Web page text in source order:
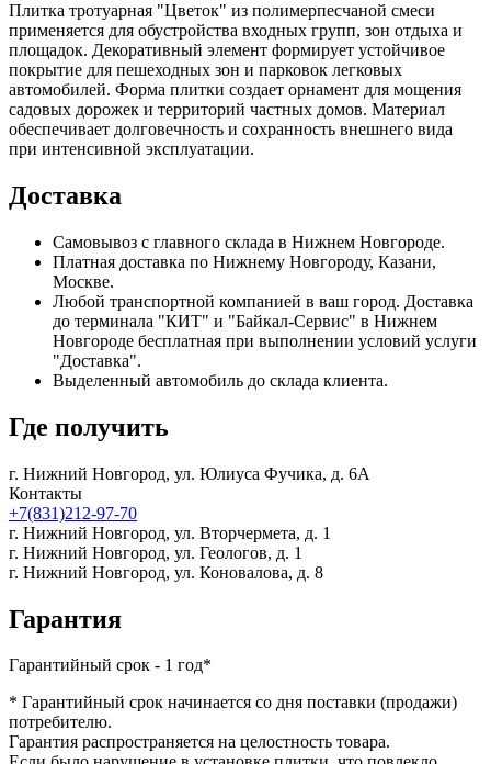
Плитка тротуарная "Цветок" из полимерпесчаной смеси
применяется для обустройства входных групп, зон отдыха и
площадок. Декоративный элемент формирует устойчивое
покрытие для пешеходных зон и парковок легковых
автомобилей. Форма плитки создает орнамент для мощения
садовых дорожек и территорий частных домов. Материал
обеспечивает долговечность и сохранность внешнего вида
при интенсивной эксплуатации.
Доставка
Самовывоз с главного склада в Нижнем Новгороде.
Платная доставка по Нижнему Новгороду, Казани,
Москве.
Любой транспортной компанией в ваш город. Доставка
до терминала "КИТ" и "Байкал-Сервис" в Нижнем
Новгороде бесплатная при выполнении условий услуги
"Доставка".
Выделенный автомобиль до склада клиента.
Где получить
г. Нижний Новгород, ул. Юлиуса Фучика, д. 6А
Контакты
+7(831)212-97-70
г. Нижний Новгород, ул. Вторчермета, д. 1
г. Нижний Новгород, ул. Геологов, д. 1
г. Нижний Новгород, ул. Коновалова, д. 8
Гарантия
Гарантийный срок - 1 год*
* Гарантийный срок начинается со дня поставки (продажи)
потребителю.
Гарантия распространяется на целостность товара.